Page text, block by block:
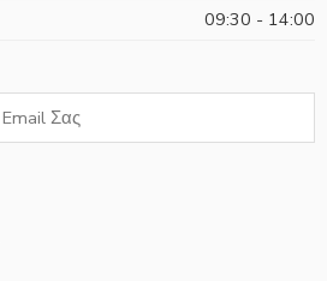
09:30 - 14:00